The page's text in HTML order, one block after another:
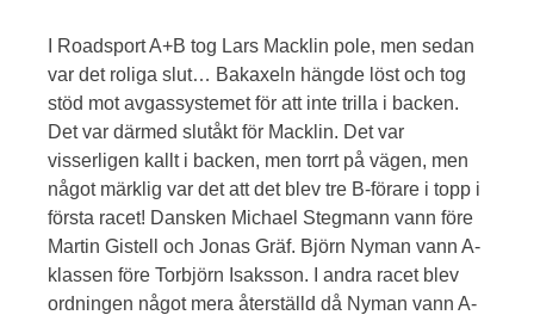
I Roadsport A+B tog Lars Macklin pole, men sedan
var det roliga slut… Bakaxeln hängde löst och tog
stöd mot avgassystemet för att inte trilla i backen.
Det var därmed slutåkt för Macklin. Det var
visserligen kallt i backen, men torrt på vägen, men
något märklig var det att det blev tre B-förare i topp i
första racet! Dansken Michael Stegmann vann före
Martin Gistell och Jonas Gräf. Björn Nyman vann A-
klassen före Torbjörn Isaksson. I andra racet blev
ordningen något mera återställd då Nyman vann A-